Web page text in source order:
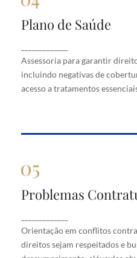
Plano de Saúde
Assessoria para garantir
incluindo negativas de
acesso a tratamentos
Plano
saúde, incluindo
indevidos e acesso a
Problemas
Orientação em conflitos
direitos sejam respeitados e
Problemas
que direitos sejam
em casos de
ou